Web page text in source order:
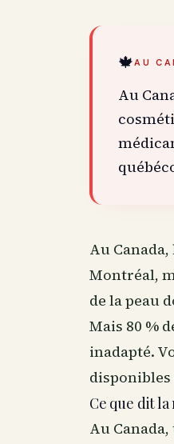
🍁AU
Au
Au Canada,
Montréal,
de la peau
Mais 80 %
inadapté.
disponibles
Ce que dit
Au